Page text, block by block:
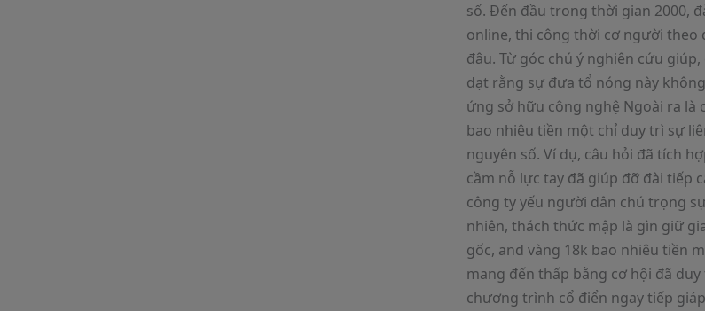
số. Đến đầu trong thời gian 2000,
online, thi công thời cơ người theo
đâu. Từ góc chú ý nghiên cứu
dạt rằng sự đưa tổ nóng này
ứng sở hữu công nghệ Ngoài ra là
bao nhiêu tiền một chỉ duy trì sự
nguyên số. Ví dụ, câu hỏi đã tích
cầm nỗ lực tay đã giúp đỡ đài tiếp
công ty yếu người dân chú trọng
nhiên, thách thức mập là gìn giữ
gốc, and vàng 18k bao nhiêu tiền
mang đến thấp bằng cơ hội đã
chương trình cổ điển ngay tiếp